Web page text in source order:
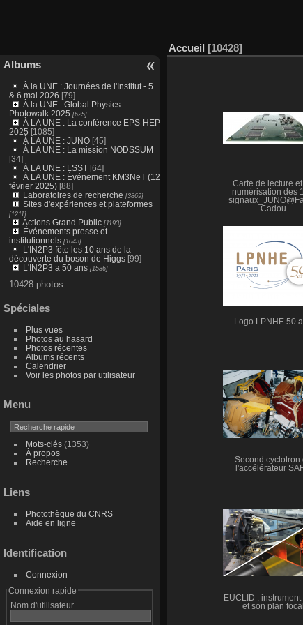
Albums
À la UNE : Journées de l'Institut - 5
& 6 mai 2026 [79]
À la UNE : Global Physics
Photowalk 2025 [625]
À LA UNE : La conférence EPS-HEP
2025 [1085]
À LA UNE : JUNO [45]
À LA UNE : La mission NODSSUM
[34]
À LA UNE : LSST[64]
À LA UNE : Événement KM3NeT (12
février 2025)[88]
Laboratoires de recherche [3869]
Sites d'expériences et plateformes
[1211]
Actions Grand Public[1193]
Événements presse et
institutionnels[1043]
L'IN2P3 fête les 10 ans de la
découverte du boson de Higgs[99]
L'IN2P3 a 50 ans[1586]
10428 photos
Spéciales
Plus vues
Photos au hasard
Photos récentes
Albums récents
Calendrier
Voir les photos par utilisateur
Menu
Mots-clés(1353)
À propos
Recherche
Liens
Photothèque du CNRS
Aide en ligne
Identification
Connexion
Connexion rapide
Nom d'utilisateur
Accueil 10428
Carte de lecture
numérisation des
Cadou
Logo LPNHE 50
Second cyclotron
l'accélérateur
EUCLID : instrument
et son plan focal